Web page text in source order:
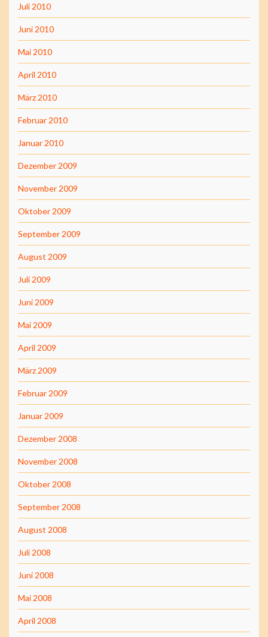
Juli 2010
Juni 2010
Mai 2010
April 2010
März 2010
Februar 2010
Januar 2010
Dezember 2009
November 2009
Oktober 2009
September 2009
August 2009
Juli 2009
Juni 2009
Mai 2009
April 2009
März 2009
Februar 2009
Januar 2009
Dezember 2008
November 2008
Oktober 2008
September 2008
August 2008
Juli 2008
Juni 2008
Mai 2008
April 2008